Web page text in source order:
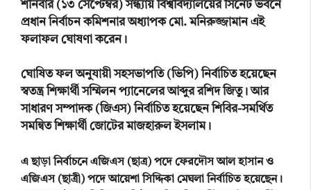
শনিবার (১৩ সেপ্টেম্বর) সন্ধ্যায় বিশ্ববিদ্যালয়ের সিনেট ভবনে
প্রধান নির্বাচন কমিশনার অধ্যাপক মো. মনিরুজ্জামান এই
ফলাফল ঘোষণা করেন।
ঘোষিত ফল অনুযায়ী সহসভাপতি (ভিপি) নির্বাচিত হয়েছেন
স্বতন্ত্র শিক্ষার্থী সম্মিলন প্যানেলের আব্দুর রশিদ জিতু। আর
সাধারণ সম্পাদক (জিএস) নির্বাচিত হয়েছেন শিবির-সমর্থিত
সমন্বিত শিক্ষার্থী জোটের মাজহারুল ইসলাম।
এ ছাড়া নির্বাচনে এজিএস (ছাত্র) পদে ফেরদৌস আল হাসান ও
এজিএস (ছাত্রী) পদে আয়েশা সিদ্দিকা মেঘলা নির্বাচিত হয়েছেন।